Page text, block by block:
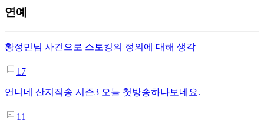
연예
황정민님 사건으로 스토킹의 정의에 대해 생각
17
언니네 산지직송 시즌3 오늘 첫방송하나보네요.
11